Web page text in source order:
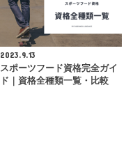
2023.9.13
スポーツフード資格完全ガイ
ド｜資格全種類一覧・比較